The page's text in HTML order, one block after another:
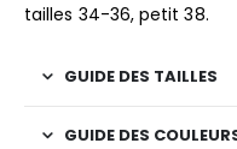
tailles 34-36, petit 38.
GUIDE DES TAILLES
GUIDE DES